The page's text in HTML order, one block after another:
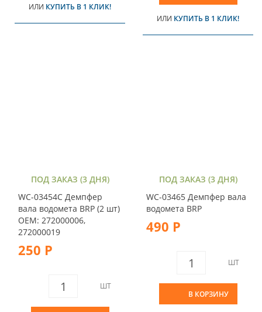
ИЛИ КУПИТЬ В 1 КЛИК!
ИЛИ КУПИТЬ В 1 КЛИК!
ПОД ЗАКАЗ (3 ДНЯ)
WC-03454C Демпфер
вала водомета BRP (2 шт)
OEM: 272000006,
272000019
250 Р
ШТ
ПОД ЗАКАЗ (3 ДНЯ)
WC-03465 Демпфер вала
водомета BRP
490 Р
ШТ
В КОРЗИНУ